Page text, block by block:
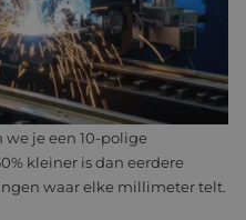
bewegingen, minder
onderhoudskosten.
ook kennis met de
ontwerp je compacter dan
vermogen, efficiëntie of
je een 10-polige
kleiner is dan eerdere
waar elke millimeter telt.